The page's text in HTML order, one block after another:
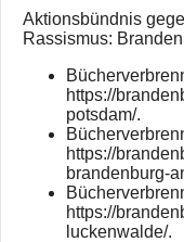
Aktionsbündnis
Rassismus:
https://
potsdam/.
https://
brandenburg-
https://
luckenwalde/.